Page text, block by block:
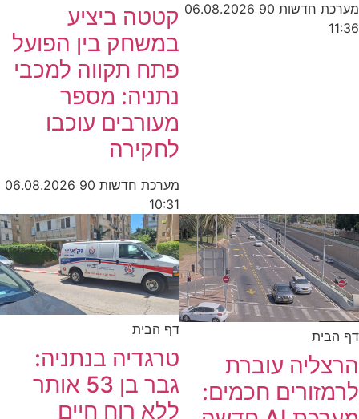
מערכת חדשות 90
06.08.2026
11:36
קטטה ביציע
במשחק בין הפועל
פתח תקווה למכבי
נתניה: מספר
מעורבים עוכבו
לחקירה
מערכת חדשות 90
06.08.2026
10:31
דף הבית
הרצליה עוברת
לרמזורים חכמים:
דף הבית
טרגדיה בנתניה:
גבר בן 53 אותר
ללא רוח חיים